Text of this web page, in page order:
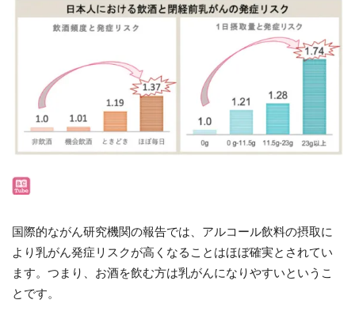
国際的ながん研究機関の報告では、アルコール飲料の摂取に
より乳がん発症リスクが高くなることはほぼ確実とされてい
ます。つまり、お酒を飲む方は乳がんになりやすいというこ
とです。